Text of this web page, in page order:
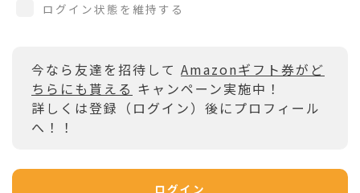
ログイン状態を維持する
今なら友達を招待して Amazonギフト券がど
ちらにも貰える キャンペーン実施中！
詳しくは登録（ログイン）後にプロフィール
へ！！
ログイン